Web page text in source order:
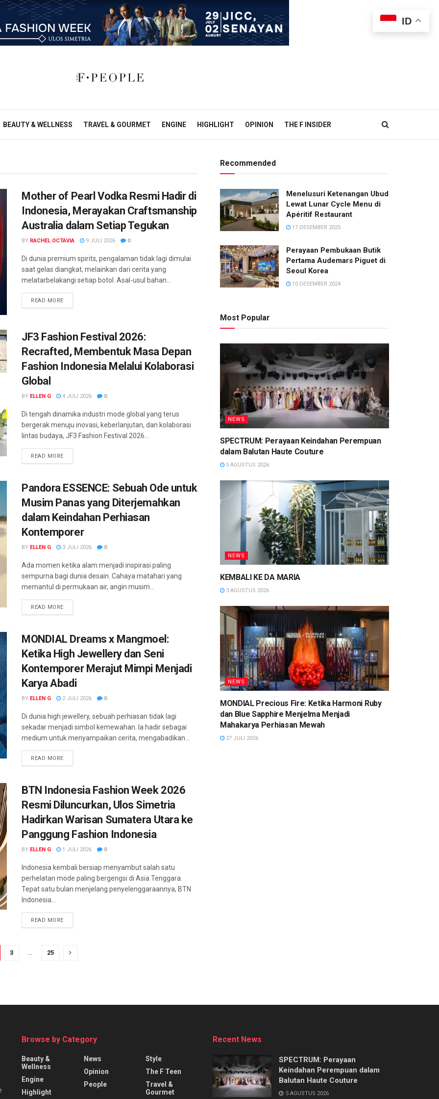
BEAUTY & WELLNESS TRAVEL & GOURMET ENGINE HIGHLIGHT OPINION THE F INSIDER
Mother of Pearl Vodka Resmi Hadir di
Indonesia, Merayakan Craftsmanship
Australia dalam Setiap Tegukan
BY RACHEL OCTAVIA 9 JULI 2026 0
Di dunia premium spirits, pengalaman tidak lagi dimulai
saat gelas diangkat, melainkan dari cerita yang
melatarbelakangi setiap botol. Asal-usul bahan...
READ MORE
JF3 Fashion Festival 2026:
Recrafted, Membentuk Masa Depan
Fashion Indonesia Melalui Kolaborasi
Global
BY ELLEN G 4 JULI 2026 0
Di tengah dinamika industri mode global yang terus
bergerak menuju inovasi, keberlanjutan, dan kolaborasi
lintas budaya, JF3 Fashion Festival 2026...
READ MORE
Pandora ESSENCE: Sebuah Ode untuk
Musim Panas yang Diterjemahkan
dalam Keindahan Perhiasan
Kontemporer
BY ELLEN G 3 JULI 2026 0
Ada momen ketika alam menjadi inspirasi paling
sempurna bagi dunia desain. Cahaya matahari yang
memantul di permukaan air, angin musim...
READ MORE
MONDIAL Dreams x Mangmoel:
Ketika High Jewellery dan Seni
Kontemporer Merajut Mimpi Menjadi
Karya Abadi
BY ELLEN G 2 JULI 2026 0
Di dunia high jewellery, sebuah perhiasan tidak lagi
sekadar menjadi simbol kemewahan. Ia hadir sebagai
medium untuk menyampaikan cerita, mengabadikan...
READ MORE
BTN Indonesia Fashion Week 2026
Resmi Diluncurkan, Ulos Simetria
Hadirkan Warisan Sumatera Utara ke
Panggung Fashion Indonesia
BY ELLEN G 1 JULI 2026 0
Indonesia kembali bersiap menyambut salah satu
perhelatan mode paling bergengsi di Asia Tenggara.
Tepat satu bulan menjelang penyelenggaraannya, BTN
Indonesia...
READ MORE
3 … 25
Recommended
Menelusuri Ketenangan Ubud
Lewat Lunar Cycle Menu di
Apéritif Restaurant
17 DESEMBER 2025
Perayaan Pembukaan Butik
Pertama Audemars Piguet di
Seoul Korea
10 DESEMBER 2024
Most Popular
NEWS
SPECTRUM: Perayaan Keindahan Perempuan
dalam Balutan Haute Couture
5 AGUSTUS 2026
NEWS
KEMBALI KE DA MARIA
3 AGUSTUS 2026
NEWS
MONDIAL Precious Fire: Ketika Harmoni Ruby
dan Blue Sapphire Menjelma Menjadi
Mahakarya Perhiasan Mewah
27 JULI 2026
Browse by Category
Beauty &
Wellness
Engine
Highlight
News
Opinion
People
Style
The F Teen
Travel &
Gourmet
Recent News
SPECTRUM: Perayaan
Keindahan Perempuan dalam
Balutan Haute Couture
5 AGUSTUS 2026
ID